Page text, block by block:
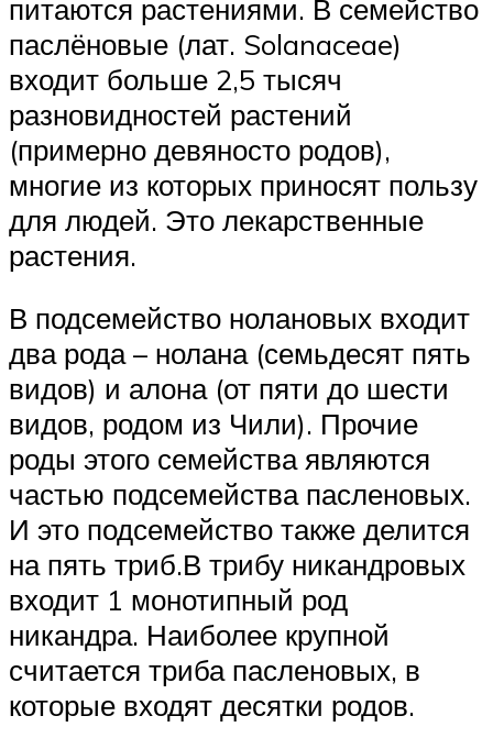
питаются растениями. В семейство
паслёновые (лат. Solanaceae)
входит больше 2,5 тысяч
разновидностей растений
(примерно девяносто родов),
многие из которых приносят пользу
для людей. Это лекарственные
растения.
В подсемейство нолановых входит
два рода – нолана (семьдесят пять
видов) и алона (от пяти до шести
видов, родом из Чили). Прочие
роды этого семейства являются
частью подсемейства пасленовых.
И это подсемейство также делится
на пять триб.В трибу никандровых
входит 1 монотипный род
никандра. Наиболее крупной
считается триба пасленовых, в
которые входят десятки родов.